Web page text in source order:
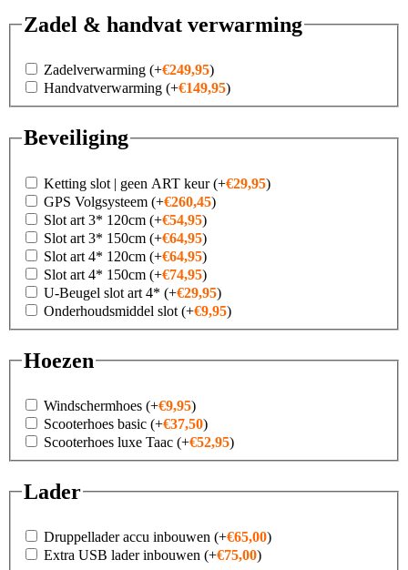
Zadel & handvat verwarming
Zadelverwarming (+€249,95)
Handvatverwarming (+€149,95)
Beveiliging
Ketting slot | geen ART keur(+€29,95)
GPS Volgsysteem (+€260,45)
Slot art 3* 120cm (+€54,95)
Slot art 3* 150cm (+€64,95)
Slot art 4* 120cm (+€64,95)
Slot art 4* 150cm (+€74,95)
U-Beugel slot art 4* (+€29,95)
Onderhoudsmiddel slot (+€9,95)
Hoezen
Windschermhoes (+€9,95)
Scooterhoes basic (+€37,50)
Scooterhoes luxe Taac (+€52,95)
Lader
Druppellader accu inbouwen (+€65,00)
Extra USB lader inbouwen (+€75,00)